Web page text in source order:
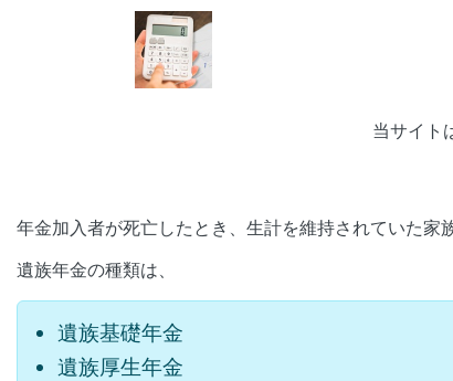
当サイト
年金加入者が死亡したとき、生計を維持されていた家
遺族年金の種類は、
遺族基礎年金
遺族厚生年金